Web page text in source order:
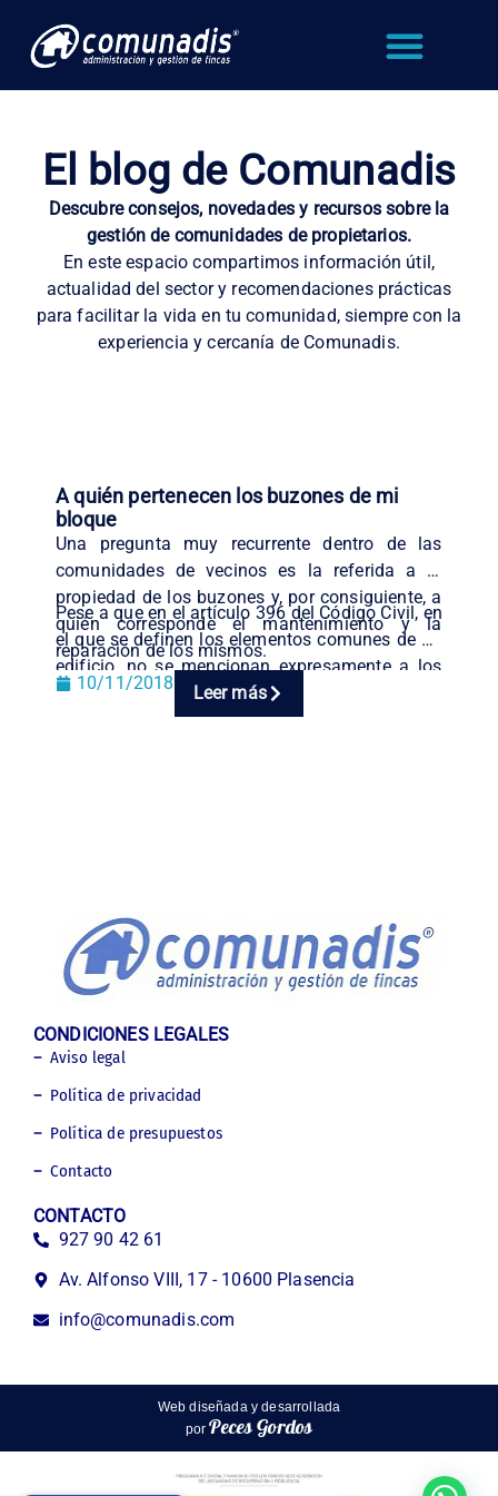
El blog de Comunadis
Descubre consejos, novedades y recursos sobre la
gestión de comunidades de propietarios.
En este espacio compartimos información útil,
actualidad del sector y recomendaciones prácticas
para facilitar la vida en tu comunidad, siempre con la
experiencia y cercanía de Comunadis.
A quién pertenecen los buzones de mi
bloque
Una pregunta muy recurrente dentro de las
comunidades de vecinos es la referida a la
propiedad de los buzones y, por consiguiente, a
quién corresponde el mantenimiento y la
reparación de los mismos.
Pese a que en el artículo 396 del Código Civil, en
el que se definen los elementos comunes de un
edificio, no se mencionan expresamente a los
buzones, su instalación es obligatoria por
Decreto de 1962 y regulada por el Reglamento
10/11/2018 Leer más
CONDICIONES LEGALES
Aviso legal
Política de privacidad
Política de presupuestos
Contacto
CONTACTO
927 90 42 61
Av. Alfonso VIII, 17 - 10600 Plasencia
info@comunadis.com
Web diseñada y desarrollada
porPeces Gordos